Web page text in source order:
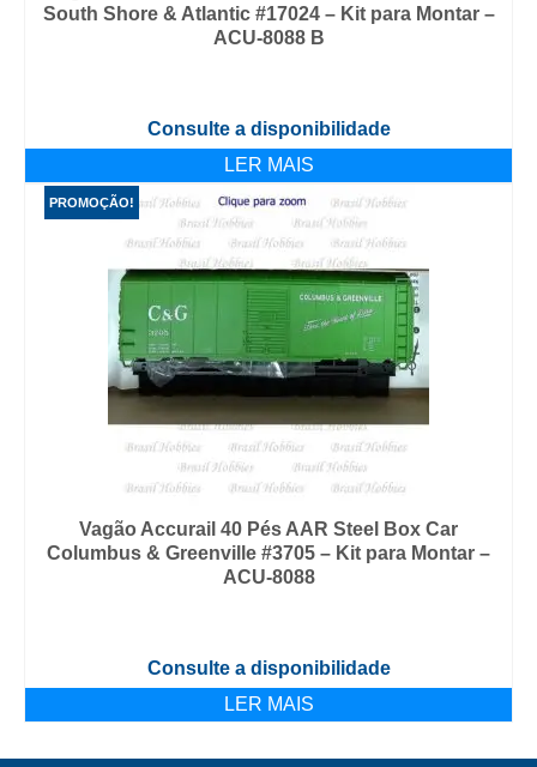
South Shore & Atlantic #17024 – Kit para Montar –
ACU-8088 B
Consulte a disponibilidade
LER MAIS
PROMOÇÃO!
Vagão Accurail 40 Pés AAR Steel Box Car
Columbus & Greenville #3705 – Kit para Montar –
ACU-8088
Consulte a disponibilidade
LER MAIS